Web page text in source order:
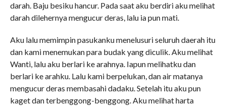
darah. Baju besiku hancur. Pada saat aku berdiri aku melihat
darah dilehernya mengucur deras, lalu ia pun mati.
Aku lalu memimpin pasukanku menelusuri seluruh daerah itu
dan kami menemukan para budak yang diculik. Aku melihat
Wanti, lalu aku berlari ke arahnya. Iapun melihatku dan
berlari ke arahku. Lalu kami berpelukan, dan air matanya
mengucur deras membasahi dadaku. Setelah itu aku pun
kaget dan terbenggong-benggong. Aku melihat harta